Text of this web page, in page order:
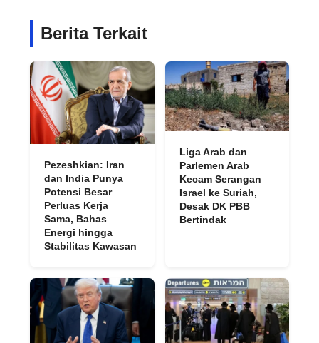
Berita Terkait
Pezeshkian: Iran
dan India Punya
Potensi Besar
Perluas Kerja
Sama, Bahas
Energi hingga
Stabilitas Kawasan
Liga Arab dan
Parlemen Arab
Kecam Serangan
Israel ke Suriah,
Desak DK PBB
Bertindak